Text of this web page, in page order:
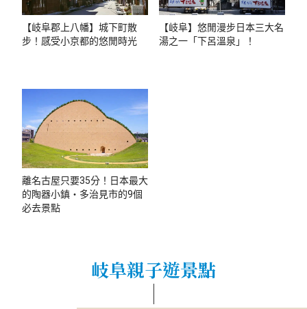
【岐阜郡上八幡】城下町散
步！感受小京都的悠閒時光
【岐阜】悠閒漫步日本三大名
湯之一「下呂溫泉」！
離名古屋只要35分！日本最大
的陶器小鎮・多治見市的9個
必去景點
岐阜親子遊景點